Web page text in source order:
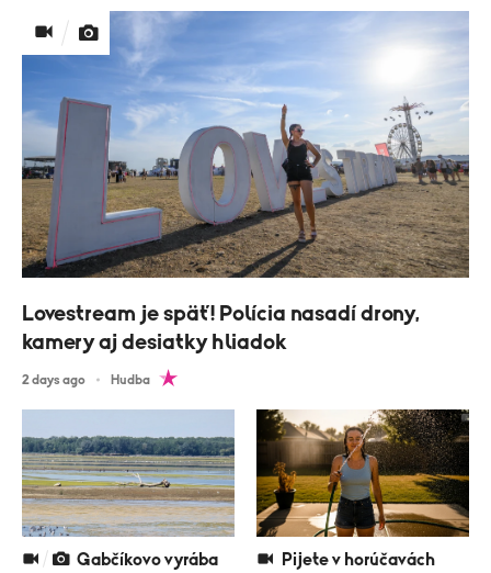
Lovestream je späť! Polícia nasadí drony,
kamery aj desiatky hliadok
2 days ago Hudba